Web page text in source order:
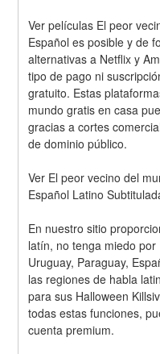
Ver películas El peor
Español es posible y de
alternativas a Netflix y
tipo de pago ni
gratuito. Estas
mundo gratis en casa
gracias a cortes
de dominio público.
Ver El peor vecino del
Español Latino
En nuestro sitio
latín, no tenga miedo
Uruguay, Paraguay,
las regiones de habla
para sus Halloween
todas estas funciones,
cuenta premium.